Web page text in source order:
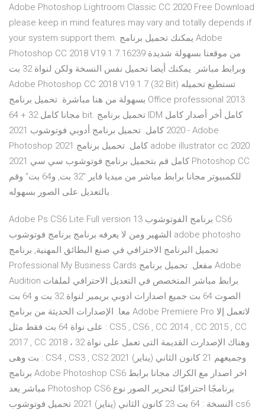
Adobe Photoshop Lightroom Classic CC 2020 Free Download
please keep in mind features may vary and totally depends if
your system support them. يمكنك تحميل برنامج Adobe
Photoshop CC 2018 V19.1.7.16239 من موقعنا بسهولة شديدة
وبرابط مباشر. يمكنك أيضا تحميل نفس النسخة ولكن لنواة 32 بت
Adobe Photoshop CC 2018 V19.1.7 (32 Bit) تستطيع تحميله
بسهولة من هنا مباشرة. تحميل برنامج Office professional 2013
مجانا كامل 32 + 64 bit. تحميل برنامج IDM كامل أخر أصدار كامل
2020 كامل. تحميل برنامج أدوبي فوتوشوب 2021 - Adobe
Photoshop 2021 كامل. تحميل برنامج adobe illustrator cc 2020
كامل قم بتحميل برنامج فوتوشوب سي سي 2021 Photoshop CC
للكمبيوتر مجانا برابط مباشر من ميديا فاير "32 بت, و64 بت" وقم
بالتعديل على الصور بسهوله.
Adobe Ps CS6 Lite Full version 13 برنامج الفوتوشوب CS6
الشهير ومن لا يعرفه برنامج برنامج فوتوشوب adobe photosho
تحميل البرنامج الاحترافي في صنع البطائق المهنية, برنامج
Professional My Business Cards مفعل. تحميل برنامج Adobe
Audition برابط مباشر المتخصص في التعديل الاحترافي لملفات
الصوت 64 بت جميع اصدارات ادوبي بريمير لنواة 32 بت و 64 بت
معا. الإصدارات الحديثة من برنامج Adobe Premiere Pro لاتعمل إلا
على نواة 64 بت فقط مثل : CS5 , CS6 , CC 2014 , CC 2015 , CC
2017 , CC 2018 ، وهناك الإصدارت القديمة التى تعمل على نواة 32
بت وهى : CS4 , CS3 , CS2 وجميعهم 21 كانون الثاني (يناير) 2021
برنامج Adobe Photoshop CS6 اخر اصدار مع الكراك مجانا برابط
مباشر يعد Photoshop CS6 برنامجًا احترافيًا لتحرير الصور نوع
النسخة : 64 بت 23 كانون الثاني (يناير) 2021 تحميل فوتوشوب cs6